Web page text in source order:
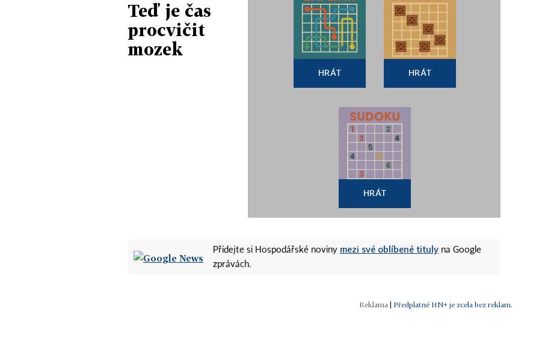
Teď je čas
procvičit
mozek
HRÁT HRÁT
HRÁT
Přidejte si Hospodářské noviny mezi své oblíbené tituly na Google
zprávách.
Předplatné HN+ je zcela bez reklam.